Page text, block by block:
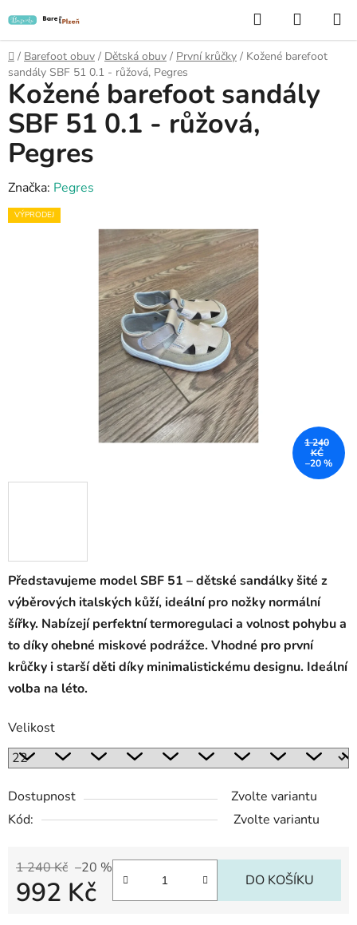
na
obsah
Hledat
KOŠÍK
Domů
/ Barefoot obuv / Dětská obuv / První krůčky / Kožené barefoot
sandály SBF 51 0.1 - růžová, Pegres
Představujeme model SBF 51 –dětské sandálky šité z
výběrových italských kůží, ideální pro nožky normální
šířky. Nabízejí perfektní termoregulaci a volnost pohybu a
to díky ohebné miskové podrážce. Vhodné pro první
krůčky i starší děti díky minimalistickému designu. Ideální
volba na léto.
Velikost
Dostupnost
Zvolte variantu
Kód:
Zvolte variantu
1 240 Kč –20 %
992 Kč DO KOŠÍKU
Kožené barefoot sandály
SBF 51 0.1 - růžová,
Pegres
Značka: Pegres
VÝPRODEJ
1 240
KČ
–20 %